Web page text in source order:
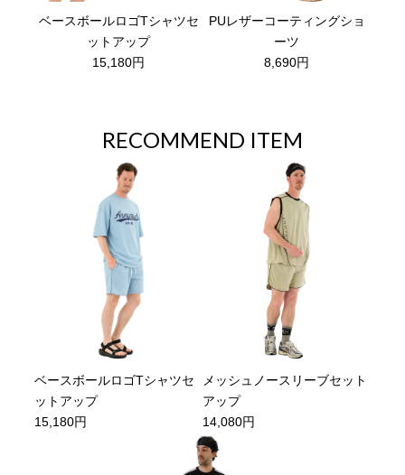
ベースボールロゴTシャツセ
ットアップ
15,180円
PUレザーコーティングショ
ーツ
8,690円
RECOMMEND ITEM
ベースボールロゴTシャツセ
ットアップ
15,180円
メッシュノースリーブセット
アップ
14,080円